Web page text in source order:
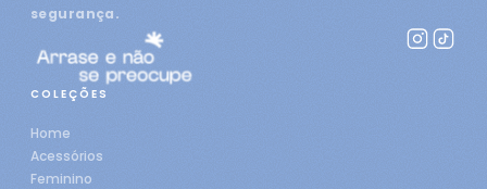
segurança.
COLEÇÕES
Home
Acessórios
Feminino